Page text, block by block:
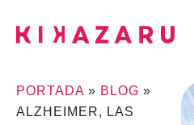
PORTADA » BLOG »
ALZHEIMER, LAS